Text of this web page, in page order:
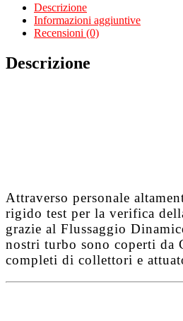
Max
TDCi
G8DC
Descrizione
Informazioni aggiuntive
Recensioni (0)
Descrizione
Attraverso personale
rigido test per la verifica
grazie al Flussaggio
nostri turbo sono coperti da
completi di collettori e